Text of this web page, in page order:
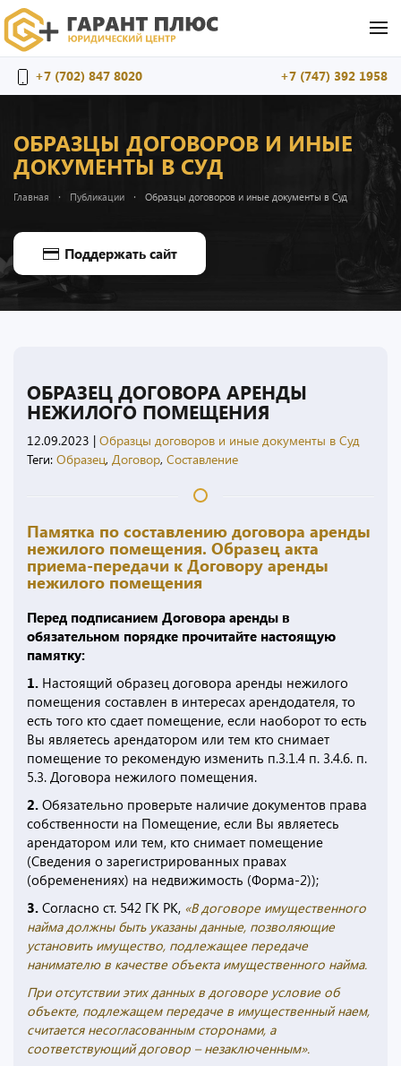
+7 (702) 847 8020 +7 (747) 392 1958
ОБРАЗЦЫ ДОГОВОРОВ И ИНЫЕ
ДОКУМЕНТЫ В СУД
Главная Публикации Образцы договоров и иные документы в Суд
Поддержать сайт
ОБРАЗЕЦ ДОГОВОРА АРЕНДЫ
НЕЖИЛОГО ПОМЕЩЕНИЯ
12.09.2023 | Образцы договоров и иные документы в Суд
Теги: Образец, Договор, Составление
Памятка по составлению договора аренды
нежилого помещения. Образец акта
приема-передачи к Договору аренды
нежилого помещения
Перед подписанием Договора аренды в
обязательном порядке прочитайте настоящую
памятку:
1. Настоящий образец договора аренды нежилого
помещения составлен в интересах арендодателя, то
есть того кто сдает помещение, если наоборот то есть
Вы являетесь арендатором или тем кто снимает
помещение то рекомендую изменить п.3.1.4 п. 3.4.6. п.
5.3. Договора нежилого помещения.
2. Обязательно проверьте наличие документов права
собственности на Помещение, если Вы являетесь
арендатором или тем, кто снимает помещение
(Сведения о зарегистрированных правах
(обременениях) на недвижимость (Форма-2));
3. Согласно ст. 542 ГК РК, «В договоре имущественного
найма должны быть указаны данные, позволяющие
установить имущество, подлежащее передаче
нанимателю в качестве объекта имущественного найма.
При отсутствии этих данных в договоре условие об
объекте, подлежащем передаче в имущественный наем,
считается несогласованным сторонами, а
соответствующий договор – незаключенным».